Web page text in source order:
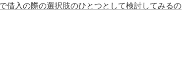
借入の際の選択肢のひとつとして検討してみるの